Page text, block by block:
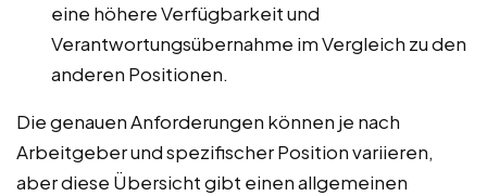
eine höhere Verfügbarkeit und
Verantwortungsübernahme im Vergleich zu den
anderen Positionen.
Die genauen Anforderungen können je nach
Arbeitgeber und spezifischer Position variieren,
aber diese Übersicht gibt einen allgemeinen